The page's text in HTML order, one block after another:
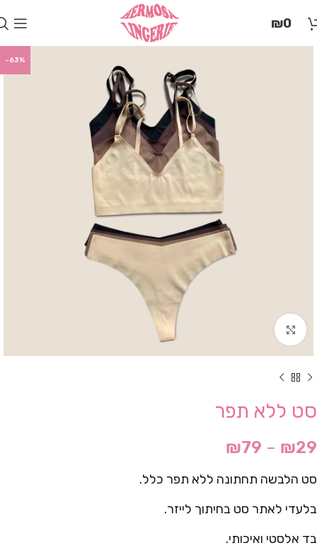
זֶה
₪0
-63%
Click to enlarge
סט ללא תפר
₪29
–
₪79
סט הלבשה תחתונה ללא תפר כלל.
בלעדי לאתר סט בחיתוך לייזר.
בד אלסטי ואיכותי.